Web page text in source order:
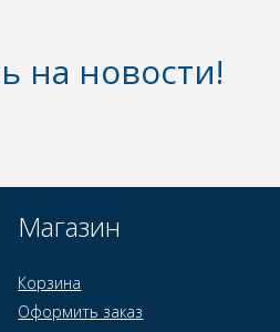
на новости!
Магазин
Корзина
Оформить заказ